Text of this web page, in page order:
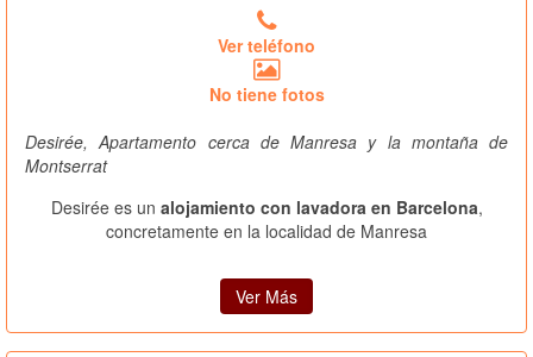
Ver teléfono
No tiene fotos
Desirée, Apartamento cerca de Manresa y la montaña de
Montserrat
Desirée es un alojamiento con lavadora en Barcelona,
concretamente en la localidad de Manresa
Ver Más